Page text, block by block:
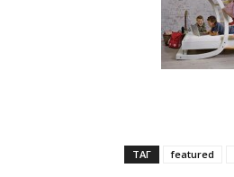
ТАГ featured